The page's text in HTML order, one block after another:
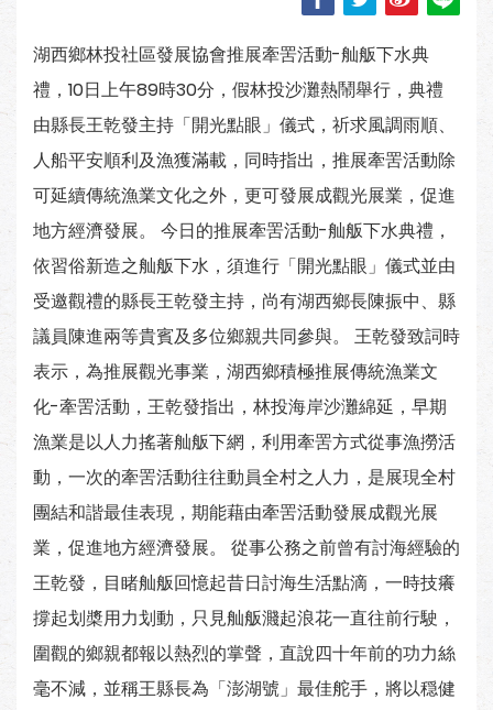
湖西鄉林投社區發展協會推展牽罟活動-舢舨下水典
禮，10日上午89時30分，假林投沙灘熱鬧舉行，典禮
由縣長王乾發主持「開光點眼」儀式，祈求風調雨順、
人船平安順利及漁獲滿載，同時指出，推展牽罟活動除
可延續傳統漁業文化之外，更可發展成觀光展業，促進
地方經濟發展。 今日的推展牽罟活動-舢舨下水典禮，
依習俗新造之舢舨下水，須進行「開光點眼」儀式並由
受邀觀禮的縣長王乾發主持，尚有湖西鄉長陳振中、縣
議員陳進兩等貴賓及多位鄉親共同參與。 王乾發致詞時
表示，為推展觀光事業，湖西鄉積極推展傳統漁業文
化-牽罟活動，王乾發指出，林投海岸沙灘綿延，早期
漁業是以人力搖著舢舨下網，利用牽罟方式從事漁撈活
動，一次的牽罟活動往往動員全村之人力，是展現全村
團結和諧最佳表現，期能藉由牽罟活動發展成觀光展
業，促進地方經濟發展。 從事公務之前曾有討海經驗的
王乾發，目睹舢舨回憶起昔日討海生活點滴，一時技癢
撐起划槳用力划動，只見舢舨濺起浪花一直往前行駛，
圍觀的鄉親都報以熱烈的掌聲，直說四十年前的功力絲
毫不減，並稱王縣長為「澎湖號」最佳舵手，將以穏健